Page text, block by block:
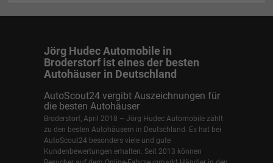
Jörg Hudec Automobile in
Broderstorf ist eines der besten
Autohäuser in Deutschland
AutoScout24 vergibt Auszeichnungen für
die besten Autohäuser
Broderstorf, April 2018 – Jörg Hudec Automobile zählt
zu den besten Autohäusern in Deutschland. Es hat bei
AutoScout24 besonders viele und gute
Kundenbewertungen erhalten. Seit 2013 können